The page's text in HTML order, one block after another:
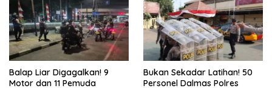
Balap Liar Digagalkan! 9
Motor dan 11 Pemuda
Bukan Sekadar Latihan! 50
Personel Dalmas Polres